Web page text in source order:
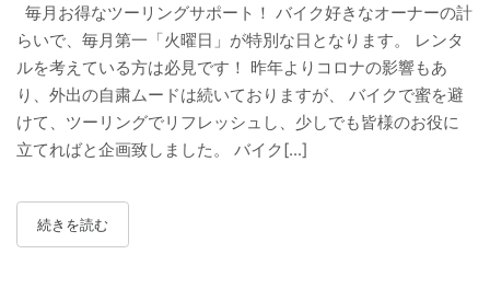
毎月お得なツーリングサポート！ バイク好きなオーナーの計
らいで、毎月第一「火曜日」が特別な日となります。 レンタ
ルを考えている方は必見です！ 昨年よりコロナの影響もあ
り、外出の自粛ムードは続いておりますが、 バイクで蜜を避
けて、ツーリングでリフレッシュし、少しでも皆様のお役に
立てればと企画致しました。 バイク[...]
続きを読む